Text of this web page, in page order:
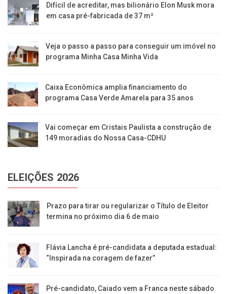
Difícil de acreditar, mas bilionário Elon Musk mora
em casa pré-fabricada de 37 m²
Veja o passo a passo para conseguir um imóvel no
programa Minha Casa Minha Vida
Caixa Econômica amplia financiamento do
programa Casa Verde Amarela para 35 anos
Vai começar em Cristais Paulista a construção de
149 moradias do Nossa Casa-CDHU
ELEIÇÕES 2026
Prazo para tirar ou regularizar o Título de Eleitor
termina no próximo dia 6 de maio
Flávia Lancha é pré-candidata a deputada estadual:
“Inspirada na coragem de fazer”
Pré-candidato, Caiado vem a Franca neste sábado